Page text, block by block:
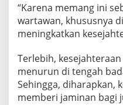
“Karena memang ini
wartawan, khususnya
meningkatkan
Terlebih,
menurun di tengah
Sehingga, diharapkan,
memberi jaminan bagi